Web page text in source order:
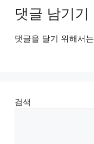
댓글 남기기
댓글을 달기 위해서는
검색